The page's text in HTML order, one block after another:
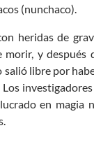
(nunchaco).
heridas de
y después
salió libre por
en magia